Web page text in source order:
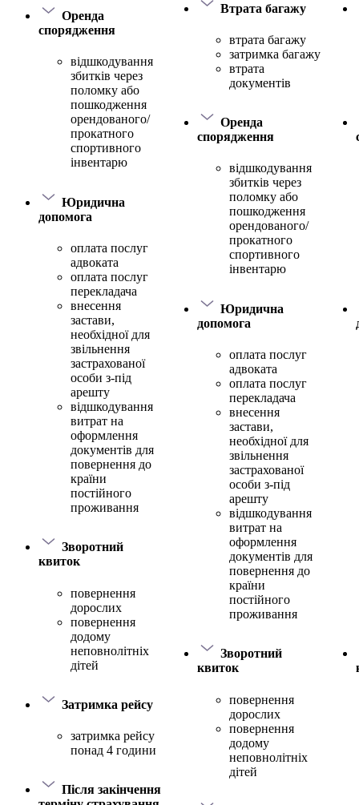
Оренда
спорядження
відшкодування
збитків через
поломку або
пошкодження
орендованого/
прокатного
спортивного
інвентарю
Юридична
допомога
оплата послуг
адвоката
оплата послуг
перекладача
внесення
застави,
необхідної для
звільнення
застрахованої
особи з-під
арешту
відшкодування
витрат на
оформлення
документів для
повернення до
країни
постійного
проживання
Зворотний
квиток
повернення
дорослих
повернення
додому
неповнолітніх
дітей
Затримка рейсу
затримка рейсу
понад 4 години
Після закінчення
Втрата багажу
втрата багажу
затримка багажу
втрата
документів
Оренда
спорядження
відшкодування
збитків через
поломку або
пошкодження
орендованого/
прокатного
спортивного
інвентарю
Юридична
допомога
оплата послуг
адвоката
оплата послуг
перекладача
внесення
застави,
необхідної для
звільнення
застрахованої
особи з-під
арешту
відшкодування
витрат на
оформлення
документів для
повернення до
країни
постійного
проживання
Зворотний
квиток
повернення
дорослих
повернення
додому
неповнолітніх
дітей